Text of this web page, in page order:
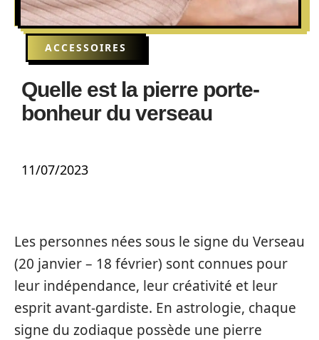
ACCESSOIRES
Quelle est la pierre porte-
bonheur du verseau
11/07/2023
Les personnes nées sous le signe du Verseau
(20 janvier – 18 février) sont connues pour
leur indépendance, leur créativité et leur
esprit avant-gardiste. En astrologie, chaque
signe du zodiaque possède une pierre